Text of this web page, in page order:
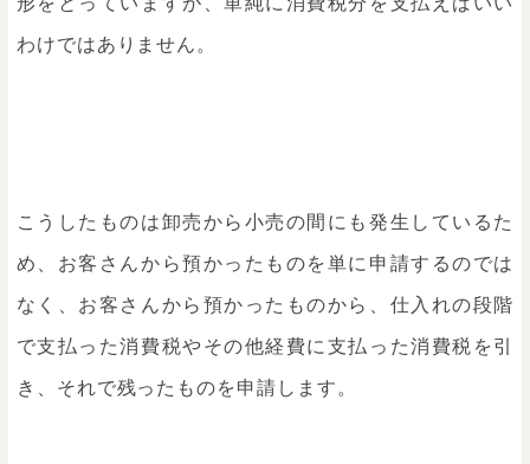
わけではありません。
こうしたものは卸売から小売の間にも発生しているた
め、お客さんから預かったものを単に申請するのでは
なく、お客さんから預かったものから、仕入れの段階
で支払った消費税やその他経費に支払った消費税を引
き、それで残ったものを申請します。